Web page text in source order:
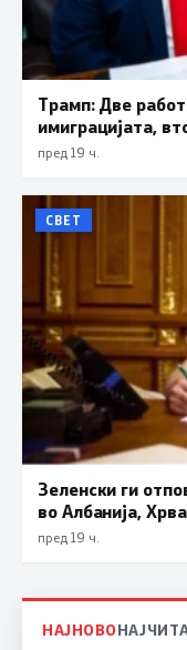
Трамп: Две
имиграцијата,
пред 19 ч.
СВЕТ
Зеленски ги
во Албанија,
пред 19 ч.
НАЈНОВО